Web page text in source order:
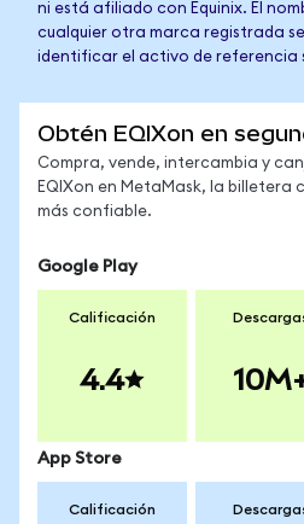
ni está afiliado con Equinix. El
cualquier otra marca registrada
identificar el activo de referencia
Obtén EQIXon en
Compra, vende, intercambia y
EQIXon en MetaMask, la billetera
más confiable.
Google Play
Calificación
4.4
App Store
Calificación